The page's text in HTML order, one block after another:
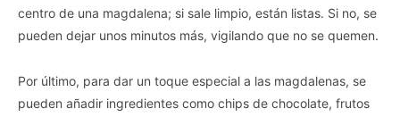
centro de una magdalena; si sale limpio, están listas. Si no, se
pueden dejar unos minutos más, vigilando que no se quemen.
Por último, para dar un toque especial a las magdalenas, se
pueden añadir ingredientes como chips de chocolate, frutos